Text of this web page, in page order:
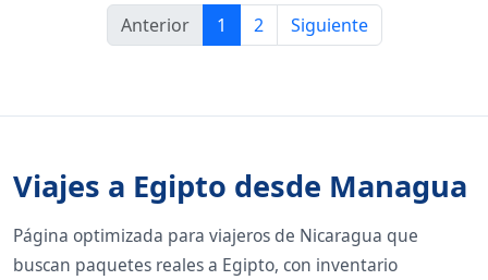
Anterior 1 2 Siguiente
Viajes a Egipto desde Managua
Página optimizada para viajeros de Nicaragua que
buscan paquetes reales a Egipto, con inventario